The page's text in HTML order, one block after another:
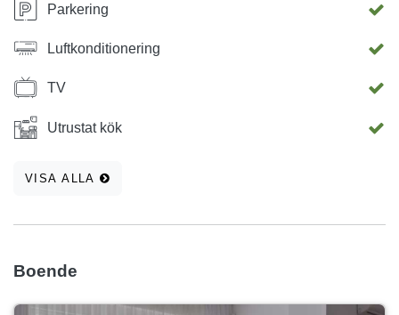
Parkering
Luftkonditionering
TV
Utrustat kök
VISA ALLA
Boende